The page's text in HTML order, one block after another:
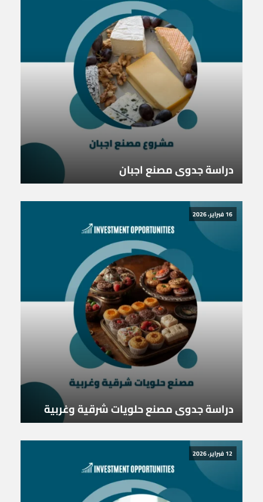
دراسة جدوى مصنع اجبان
16 فبراير، 2026
دراسة جدوى مصنع حلويات شرقية وغربية
12 فبراير، 2026